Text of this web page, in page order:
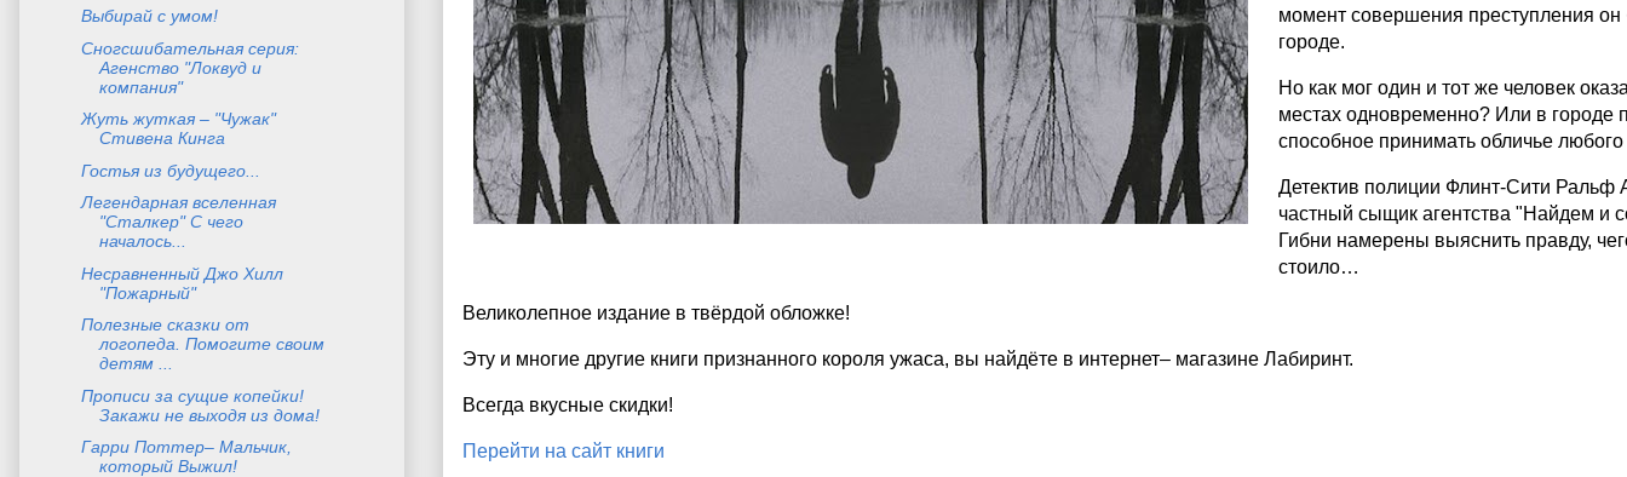
момент совершения преступления
городе.
Но как мог один и тот же человек
местах одновременно? Или в городе
способное принимать обличье любого
Детектив полиции Флинт-Сити Ральф
частный сыщик агентства "Найдем и
Гибни намерены выяснить правду,
стоило…
Великолепное издание в твёрдой обложке!
Эту и многие другие книги признанного короля ужаса, вы найдёте в интернет– магазине Лабиринт.
Всегда вкусные скидки!
Перейти на сайт книги
Выбирай с умом!
Сногсшибательная серия:
Агенство "Локвуд и
компания"
Жуть жуткая – "Чужак"
Стивена Кинга
Гостья из будущего...
Легендарная вселенная
"Сталкер" С чего
началось...
Несравненный Джо Хилл
"Пожарный"
Полезные сказки от
логопеда. Помогите своим
детям ...
Прописи за сущие копейки!
Закажи не выходя из дома!
Гарри Поттер– Мальчик,
который Выжил!